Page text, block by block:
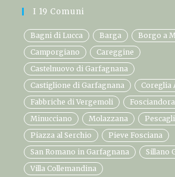
I 19 Comuni
Bagni di Lucca Barga
Borgo a
Camporgiano
Careggine
Castelnuovo di Garfagnana
Castiglione di Garfagnana
Coreglia
Fabbriche di Vergemoli
Fosciandora
Minucciano
Molazzana
Piazza al Serchio
Pieve Fosciana
San Romano in Garfagnana
Sillano
Villa Collemandina